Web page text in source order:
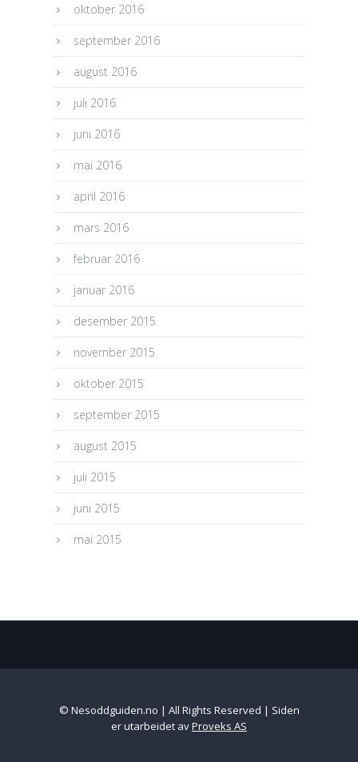
oktober 2016
september 2016
august 2016
juli 2016
juni 2016
mai 2016
april 2016
mars 2016
februar 2016
januar 2016
desember 2015
november 2015
oktober 2015
september 2015
august 2015
juli 2015
juni 2015
mai 2015
© Nesoddguiden.no | All Rights Reserved | Siden
er utarbeidet avProveks AS